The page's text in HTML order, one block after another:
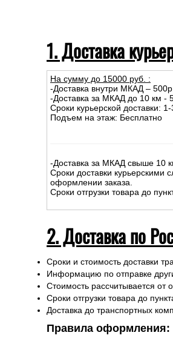
1. Доставка
На сумму до 15000 руб. :
-Доставка внутри МКАД – 500р.
-Доставка за МКАД до 10 км -
Сроки курьерской доставки: 1-
Подъем на этаж: Бесплатно
-Доставка за МКАД свыше 10
Сроки доставки курьерскими
оформлении заказа.
Сроки отгрузки товара до
2. Доставка по
Сроки и стоимость доставки
Информацию по отправке
Стоимость рассчитывается от
Сроки отгрузки товара до
Доставка до транспортных
Правила оформления: